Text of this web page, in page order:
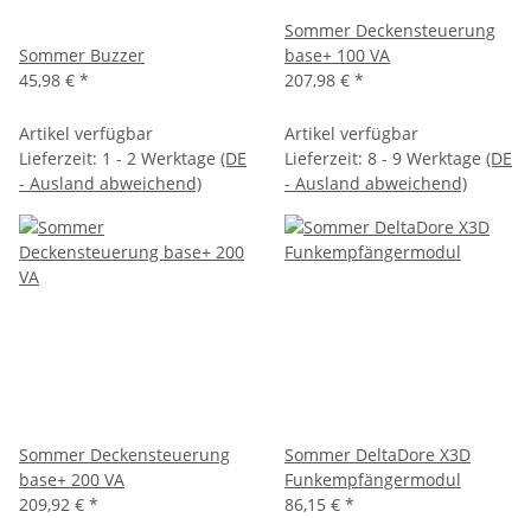
Sommer Buzzer
45,98 € *
Artikel verfügbar
Lieferzeit: 1 - 2 Werktage (DE
- Ausland abweichend)
Sommer Deckensteuerung
base+ 100 VA
207,98 € *
Artikel verfügbar
Lieferzeit: 8 - 9 Werktage (DE
- Ausland abweichend)
Sommer Deckensteuerung
base+ 200 VA
209,92 € *
Sommer DeltaDore X3D
Funkempfängermodul
86,15 € *